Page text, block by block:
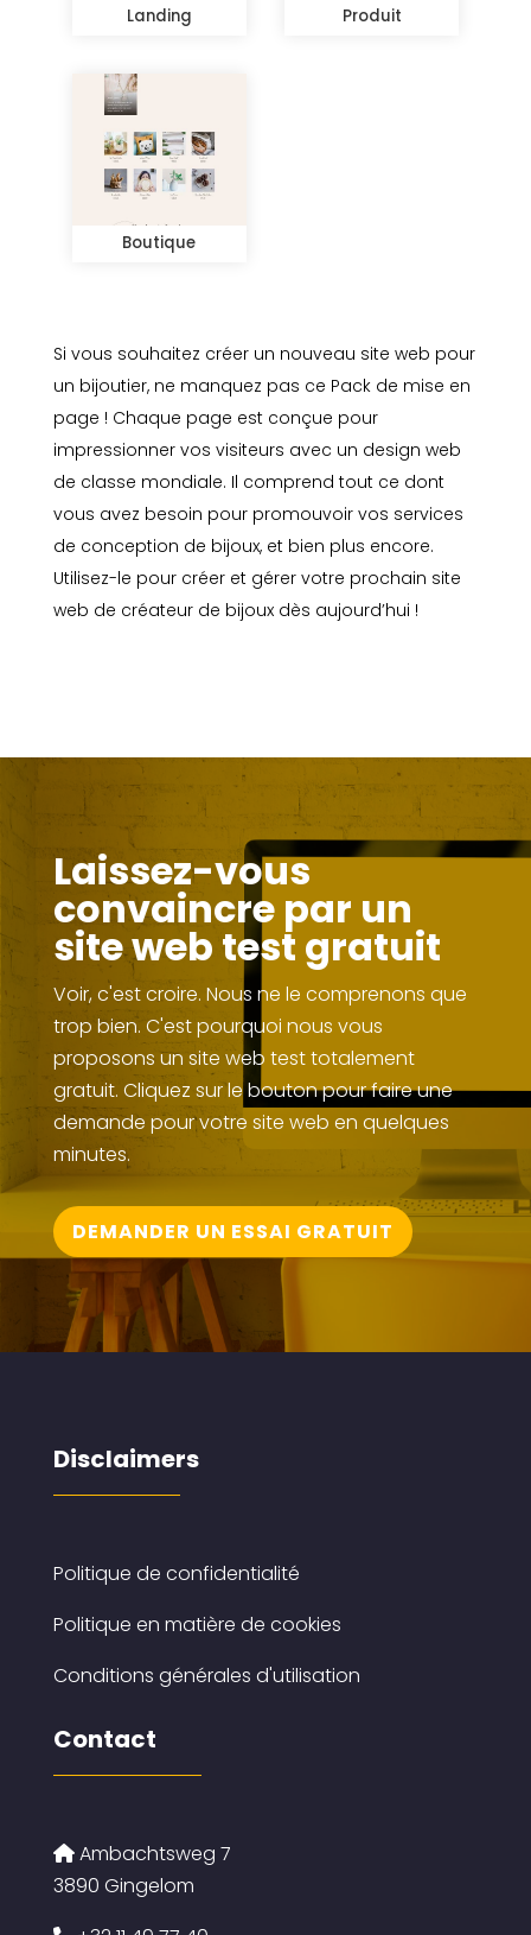
Si vous souhaitez créer un nouveau site web pour
un bijoutier, ne manquez pas ce Pack de mise en
page ! Chaque page est conçue pour
impressionner vos visiteurs avec un design web
de classe mondiale. Il comprend tout ce dont
vous avez besoin pour promouvoir vos services
de conception de bijoux, et bien plus encore.
Utilisez-le pour créer et gérer votre prochain site
web de créateur de bijoux dès aujourd’hui !
Landing Produit
Boutique
Laissez-vous
convaincre par un
site web test gratuit
Voir, c'est croire. Nous ne le comprenons que
trop bien. C'est pourquoi nous vous
proposons un site web test totalement
gratuit. Cliquez sur le bouton pour faire une
demande pour votre site web en quelques
minutes.
DEMANDER UN ESSAI GRATUIT
Disclaimers
Politique de confidentialité
Politique en matière de cookies
Conditions générales d'utilisation
Contact
Ambachtsweg 7
3890 Gingelom